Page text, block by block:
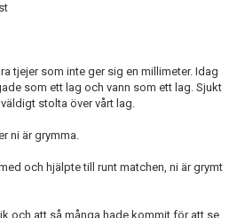
tjejer som inte ger sig en millimeter. Idag
som ett lag och vann som ett lag. Sjukt
stolta över vårt lag.
ni är grymma.
och hjälpte till runt matchen, ni är grymt
och att så många hade kommit för att se